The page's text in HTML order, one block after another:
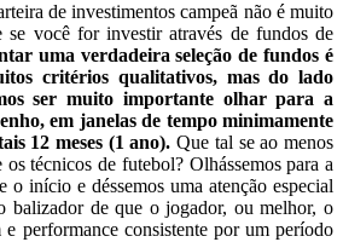
de investimentos campeã não é muito
se você for investir através de fundos de
uma verdadeira seleção de fundos é
critérios qualitativos, mas do lado
ser muito importante olhar para a
em janelas de tempo minimamente
12 meses (1 ano).Que tal se ao menos
os técnicos de futebol? Olhássemos para a
o início e déssemos uma atenção especial
balizador de que o jogador, ou melhor, o
performance consistente por um período